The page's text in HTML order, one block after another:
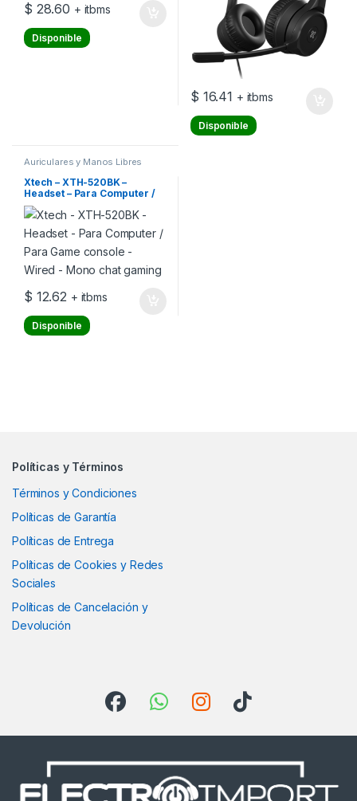
$ 28.60 + itbms
Disponible
$ 16.41 + itbms
Disponible
Auriculares y Manos Libres
Xtech – XTH-520BK –
Headset – Para Computer /
Para Game console – Wired
– Mono chat gaming
$ 12.62 + itbms
Disponible
Políticas y Términos
Términos y Condiciones
Políticas de Garantía
Políticas de Entrega
Políticas de Cookies y Redes
Sociales
Políticas de Cancelación y
Devolución